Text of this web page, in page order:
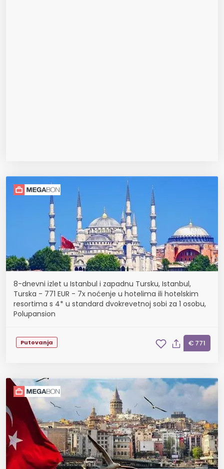
8-dnevni izlet u Istanbul i zapadnu Tursku, Istanbul,
Turska - 771 EUR - 7x noćenje u hotelima ili hotelskim
resortima s 4* u standard dvokrevetnoj sobi za 1 osobu,
Polupansion
Putovanja € 771